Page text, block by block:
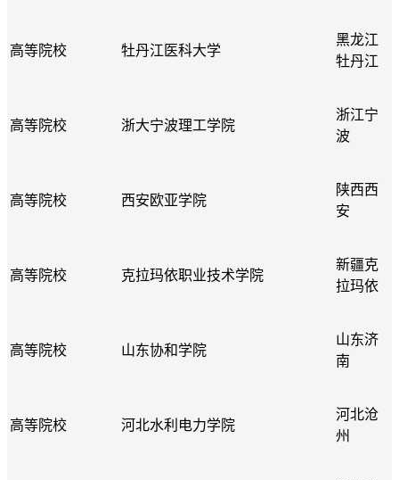
高等院校 牡丹江医科大学
黑龙江
牡丹江
高等院校 浙大宁波理工学院
浙江宁
波
高等院校 西安欧亚学院
陕西西
安
高等院校 克拉玛依职业技术学院
新疆克
拉玛依
高等院校 山东协和学院
山东济
南
高等院校 河北水利电力学院
河北沧
州